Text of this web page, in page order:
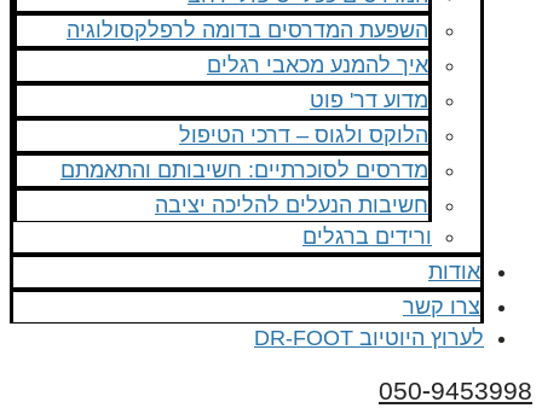
השפעת המדרסים בדומה לרפלקסולוגיה
איך להמנע מכאבי רגלים
מדוע דר' פוט
הלוקס ולגוס – דרכי הטיפול
מדרסים לסוכרתיים: חשיבותם והתאמתם
חשיבות הנעלים להליכה יציבה
ורידים ברגלים
אודות
צרו קשר
לערוץ היוטיוב DR-FOOT
050-